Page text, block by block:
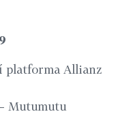
platforma Allianz
Mutumutu